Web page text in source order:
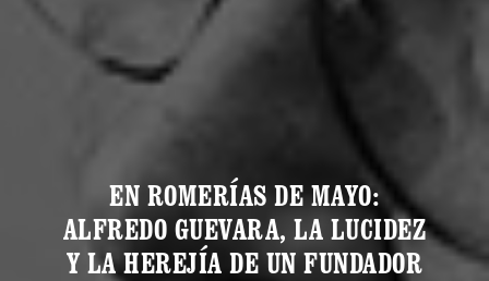
EN ROMERÍAS DE MAYO:
ALFREDO GUEVARA, LA LUCIDEZ
Y LA HEREJÍA DE UN FUNDADOR